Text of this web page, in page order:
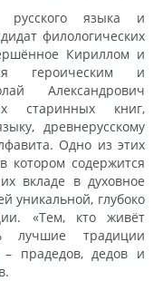
русского языка и
филологических
Кириллом и
героическим и
Александрович
старинных книг,
древнерусскому
Одно из этих
котором содержится
вкладе в духовное
уникальной, глубоко
«Тем, кто живёт
лучшие традиции
прадедов, дедов и